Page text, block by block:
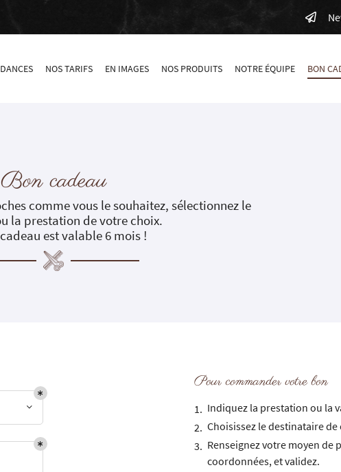
NOS TARIFS EN IMAGES NOS PRODUITS NOTRE ÉQUIPE BON
Bon cadeau
comme vous le souhaitez, sélectionnez le
la prestation de votre choix.
est valable 6 mois !
Pour commander votre bon
Indiquez la prestation ou la
Choisissez le destinataire de
Renseignez votre moyen de
coordonnées, et validez.